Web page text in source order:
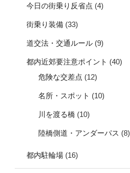
今日の街乗り反省点 (4)
街乗り装備 (33)
道交法・交通ルール (9)
都内近郊要注意ポイント (40)
危険な交差点 (12)
名所・スポット (10)
川を渡る橋 (10)
陸橋側道・アンダーパス (8)
都内駐輪場 (16)